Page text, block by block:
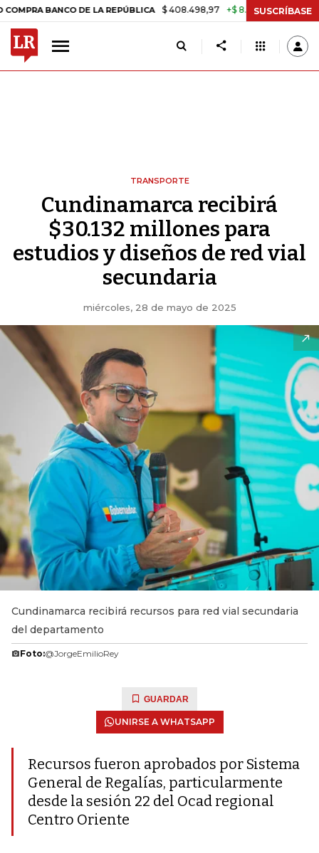
BANCO DE LA REPÚBLICA $ 408.498,97 +$ 8.753,81 +2,19%
SUSCRÍBASE
TRANSPORTE
Cundinamarca recibirá
$30.132 millones para
estudios y diseños de red vial
secundaria
miércoles, 28 de mayo de 2025
Cundinamarca recibirá recursos para red vial secundaria
del departamento
Foto:@JorgeEmilioRey
GUARDAR
UNIRSE A WHATSAPP
Recursos fueron aprobados por Sistema
General de Regalías, particularmente
desde la sesión 22 del Ocad regional
Centro Oriente